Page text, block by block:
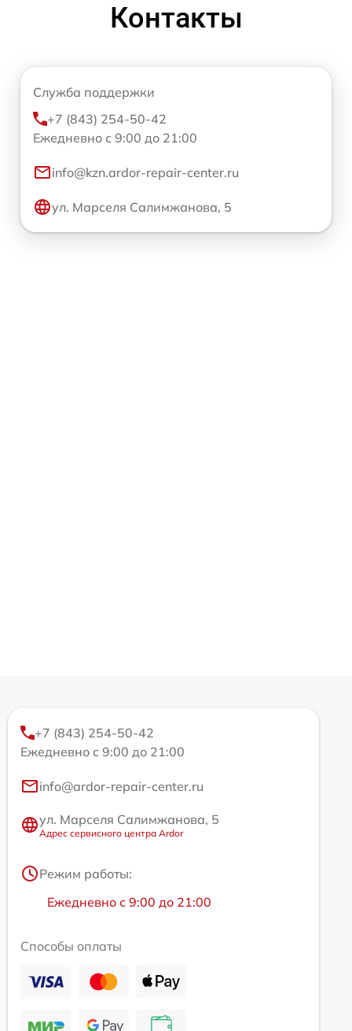
Контакты
Служба поддержки
+7 (843) 254-50-42
Ежедневно с 9:00 до 21:00
info@kzn.ardor-repair-center.ru
ул. Марселя Салимжанова, 5
+7 (843) 254-50-42
Ежедневно с 9:00 до 21:00
info@ardor-repair-center.ru
ул. Марселя Салимжанова, 5
Адрес сервисного центра Ardor
Режим работы:
Ежедневно с 9:00 до 21:00
Способы оплаты